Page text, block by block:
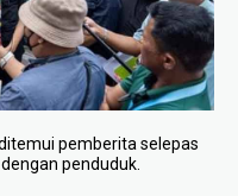
pemberita selepas
penduduk.